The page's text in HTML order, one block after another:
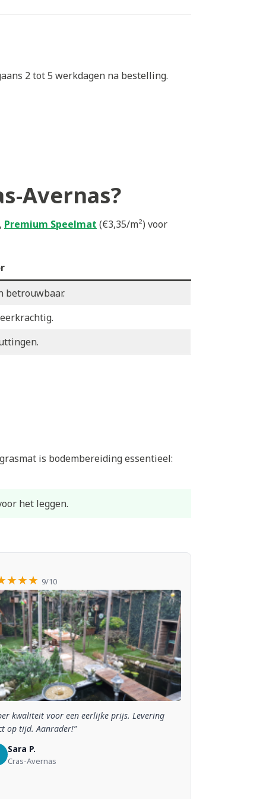
2 tot 5 werkdagen na bestelling.
Avernas?
Premium Speelmat (€3,35/m²) voor
betrouwbaar.
is bodembereiding essentieel:
het leggen.
9/10
kwaliteit voor een eerlijke prijs. Levering
op tijd. Aanrader!”
Sara P.
Cras-Avernas